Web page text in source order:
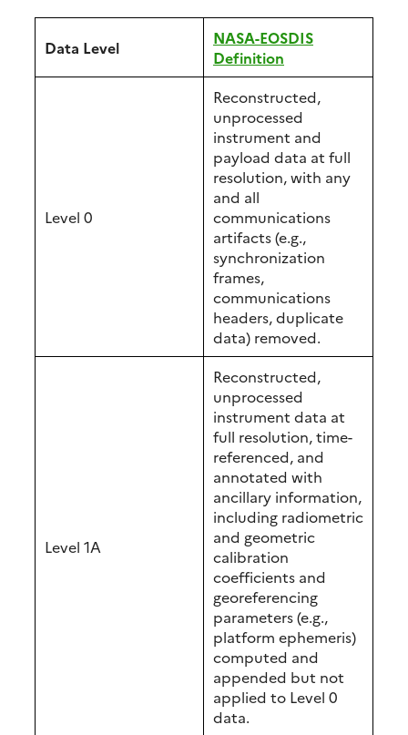
Data Level
NASA-EOSDIS
Definition
Level 0
Reconstructed,
unprocessed
instrument and
payload data at full
resolution, with any
and all
communications
artifacts (e.g.,
synchronization
frames,
communications
headers, duplicate
data) removed.
Level 1A
Reconstructed,
unprocessed
instrument data at
full resolution, time-
referenced, and
annotated with
ancillary information,
including radiometric
and geometric
calibration
coefficients and
georeferencing
parameters (e.g.,
platform ephemeris)
computed and
appended but not
applied to Level 0
data.